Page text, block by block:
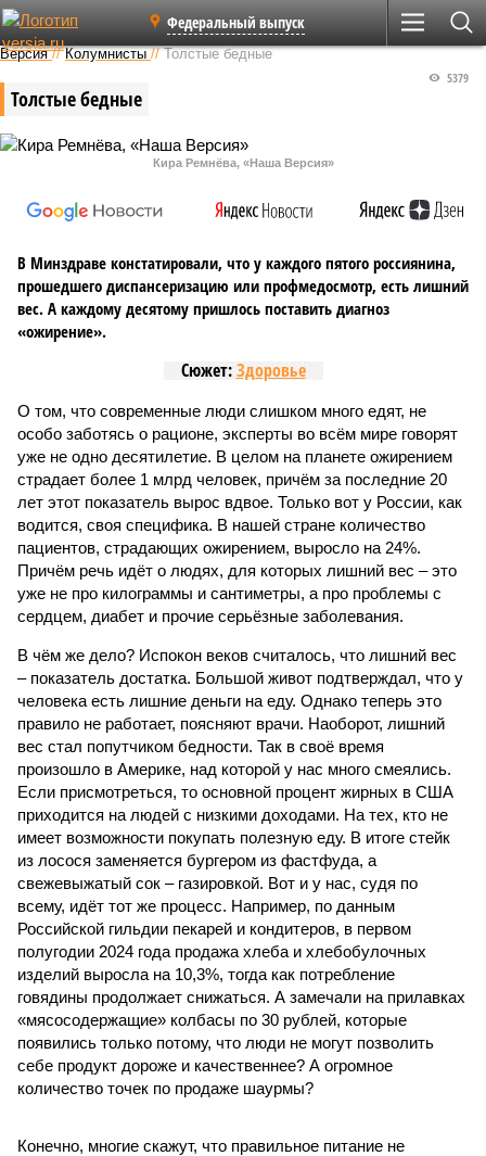
Федеральный выпуск
Версия //Колумнисты //Толстые бедные
Толстые бедные
5379
Кира Ремнёва, «Наша Версия»
В Минздраве констатировали, что у каждого пятого россиянина,
прошедшего диспансеризацию или профмедосмотр, есть лишний
вес. А каждому десятому пришлось поставить диагноз
«ожирение».
Сюжет:Здоровье
О том, что современные люди слишком много едят, не
особо заботясь о рационе, эксперты во всём мире говорят
уже не одно десятилетие. В целом на планете ожирением
страдает более 1 млрд человек, причём за последние 20
лет этот показатель вырос вдвое. Только вот у России, как
водится, своя специфика. В нашей стране количество
пациентов, страдающих ожирением, выросло на 24%.
Причём речь идёт о людях, для которых лишний вес – это
уже не про килограммы и сантиметры, а про проблемы с
сердцем, диабет и прочие серьёзные заболевания.
В чём же дело? Испокон веков считалось, что лишний вес
– показатель достатка. Большой живот подтверждал, что у
человека есть лишние деньги на еду. Однако теперь это
правило не работает, поясняют врачи. Наоборот, лишний
вес стал попутчиком бедности. Так в своё время
произошло в Америке, над которой у нас много смеялись.
Если присмотреться, то основной процент жирных в США
приходится на людей с низкими доходами. На тех, кто не
имеет возможности покупать полезную еду. В итоге стейк
из лосося заменяется бургером из фастфуда, а
свежевыжатый сок – газировкой. Вот и у нас, судя по
всему, идёт тот же процесс. Например, по данным
Российской гильдии пекарей и кондитеров, в первом
полугодии 2024 года продажа хлеба и хлебобулочных
изделий выросла на 10,3%, тогда как потребление
говядины продолжает снижаться. А замечали на прилавках
«мясосодержащие» колбасы по 30 рублей, которые
появились только потому, что люди не могут позволить
себе продукт дороже и качественнее? А огромное
количество точек по продаже шаурмы?
Конечно, многие скажут, что правильное питание не